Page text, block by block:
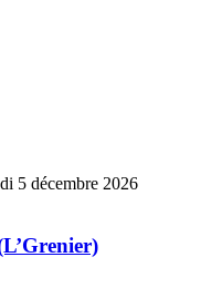
5 décembre 2026